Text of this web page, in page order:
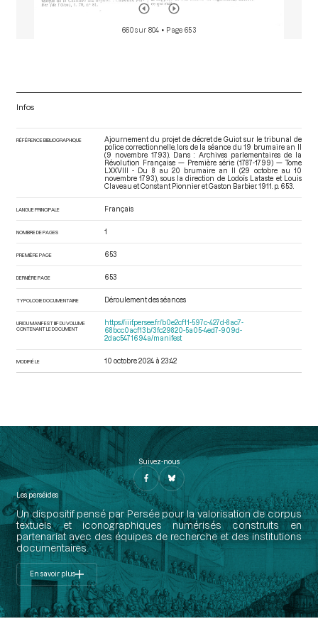
660 sur 804 • Page 653
Infos
RÉFÉRENCE BIBLIOGRAPHIQUE
Ajournement du projet de décret de Guiot sur le tribunal de
police correctionnelle, lors de la séance du 19 brumaire an II
(9 novembre 1793). Dans : Archives parlementaires de la
Révolution Française — Première série (1787-1799) — Tome
LXXVIII - Du 8 au 20 brumaire an II (29 octobre au 10
novembre 1793) , sous la direction de Lodoïs Lataste et Louis
Claveau et Constant Pionnier et Gaston Barbier. 1911. p. 653.
LANGUE PRINCIPALE Français
NOMBRE DE PAGES 1
PREMIÈRE PAGE 653
DERNIÈRE PAGE 653
TYPOLOGIE DOCUMENTAIRE Déroulement des séances
URI DU MANIFEST IIIF DU VOLUME
CONTENANT LE DOCUMENT
https://iiif.persee.fr/b0e2cf11-597c-427d-8ac7-
68bcc0acf13b/3fc29820-5a05-4ed7-909d-
2dac5471694a/manifest
MODIFIÉ LE 10 octobre 2024 à 23:42
Suivez-nous
Les perséides
Un dispositif pensé par Persée pour la valorisation de corpus
textuels et iconographiques numérisés construits en
partenariat avec des équipes de recherche et des institutions
documentaires.
En savoir plus